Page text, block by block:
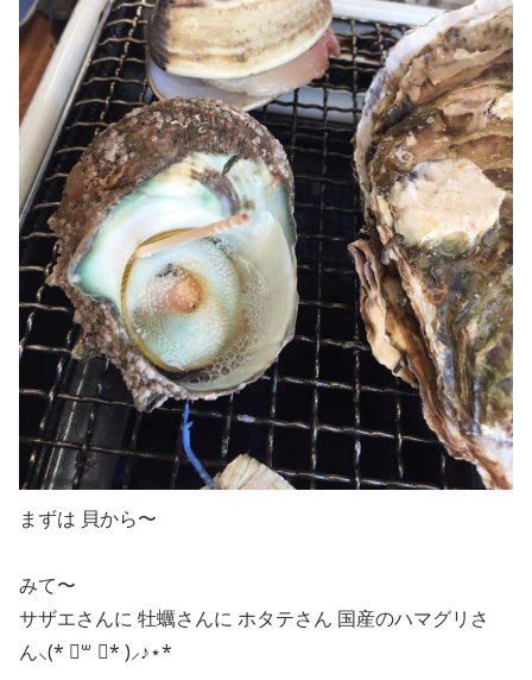
まずは 貝から〜
みて〜
サザエさんに 牡蠣さんに ホタテさん 国産のハマグリさ
ん⸜(* ॑꒳ ॑* )⸝♪⋆*